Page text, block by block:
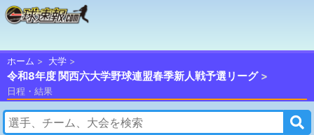
ホーム 大学
令和8年度 関西六大学野球連盟春季新人戦予選リーグ
日程・結果